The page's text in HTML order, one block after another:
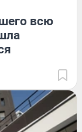
всю